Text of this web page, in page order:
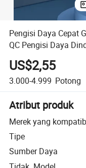
Pengisi Daya Cepat
QC Pengisi Daya
Tablet 33W 30W
US$2,55
3.000-4.999 Potong
Atribut produk
Merek yang
Tipe
Sumber Daya